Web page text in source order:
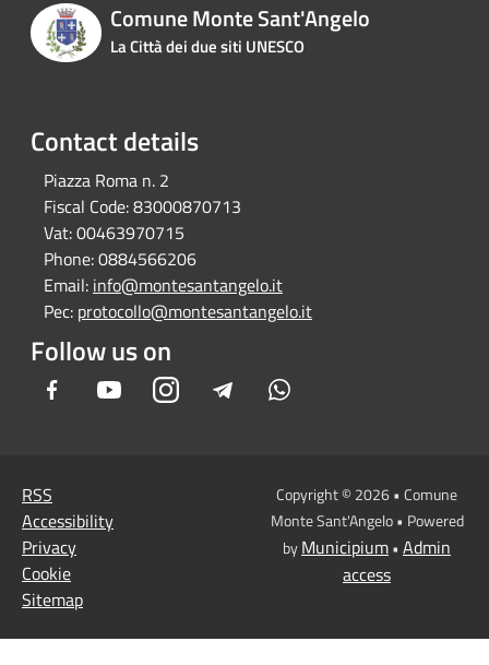
Comune Monte Sant'Angelo
La Città dei due siti UNESCO
Contact details
Piazza Roma n. 2
Fiscal Code:83000870713
Vat:00463970715
Phone:0884566206
Email: info@montesantangelo.it
Pec: protocollo@montesantangelo.it
Follow us on
Facebook YoutubeInstagram Telegram
RSS
Accessibility
Privacy
Cookie
Sitemap
Copyright © 2026 • Comune
Monte Sant'Angelo • Powered
byMunicipium• Admin
access